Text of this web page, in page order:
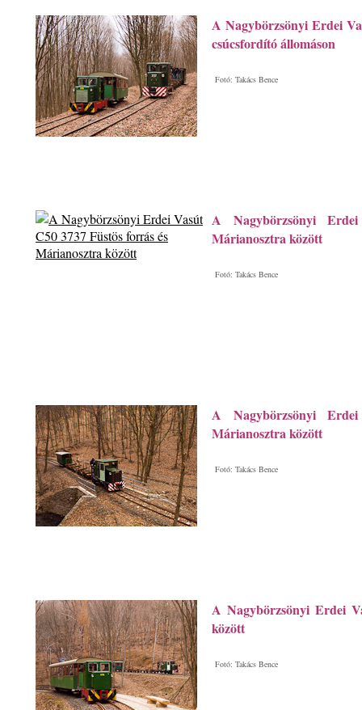
A Nagybörzsönyi Erdei
csúcsfordító állomáson
Fotó: Takács Bence
A Nagybörzsönyi
Márianosztra között
Fotó: Takács Bence
A Nagybörzsönyi
Márianosztra között
Fotó: Takács Bence
A Nagybörzsönyi Erdei
között
Fotó: Takács Bence